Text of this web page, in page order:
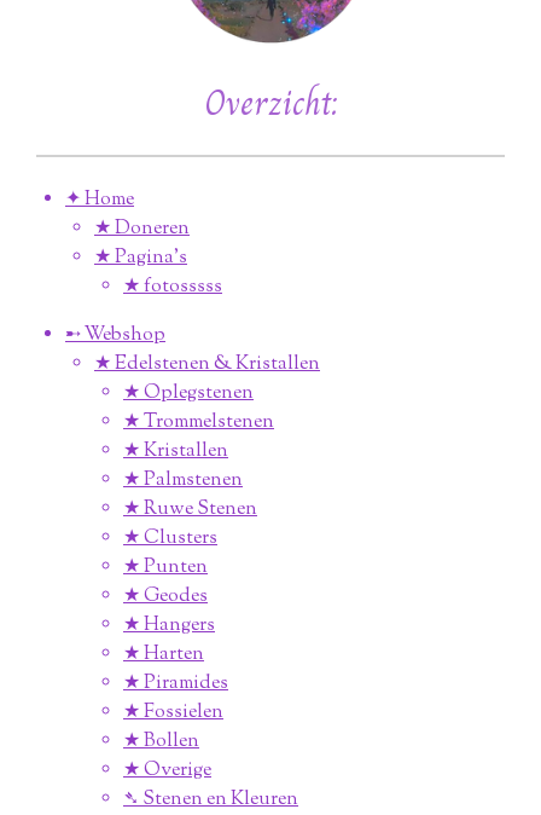
Overzicht:
✦ Home
★ Doneren
★ Pagina’s
★ fotosssss
➸ Webshop
★ Edelstenen & Kristallen
★ Oplegstenen
★ Trommelstenen
★ Kristallen
★ Palmstenen
★ Ruwe Stenen
★ Clusters
★ Punten
★ Geodes
★ Hangers
★ Harten
★ Piramides
★ Fossielen
★ Bollen
★ Overige
➴ Stenen en Kleuren